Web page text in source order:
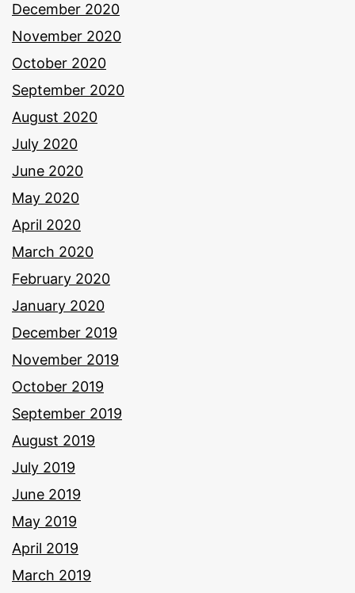
December 2020
November 2020
October 2020
September 2020
August 2020
July 2020
June 2020
May 2020
April 2020
March 2020
February 2020
January 2020
December 2019
November 2019
October 2019
September 2019
August 2019
July 2019
June 2019
May 2019
April 2019
March 2019